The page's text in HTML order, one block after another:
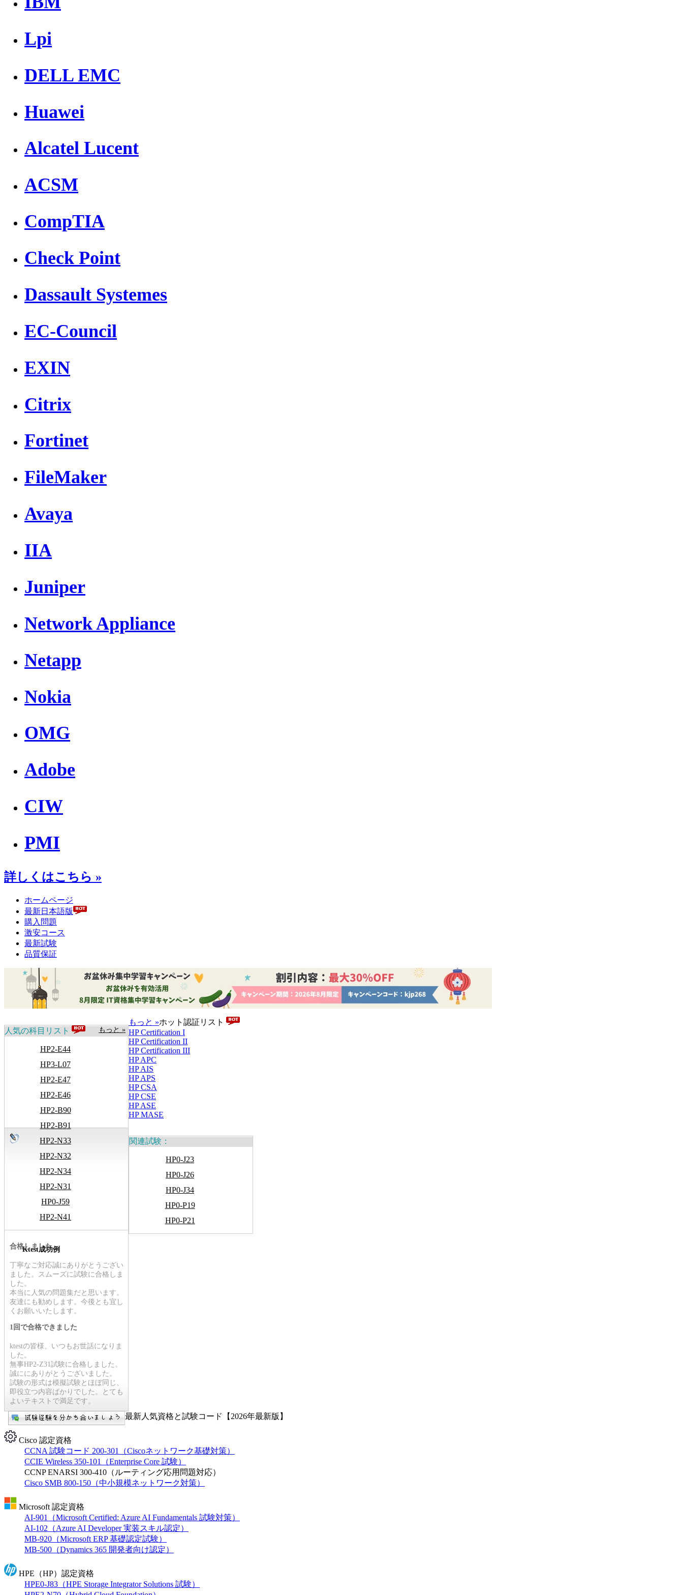
Lpi
DELL EMC
Huawei
Alcatel Lucent
ACSM
CompTIA
Check Point
Dassault Systemes
EC-Council
EXIN
Citrix
Fortinet
FileMaker
Avaya
IIA
Juniper
Network Appliance
Netapp
Nokia
OMG
Adobe
CIW
PMI
詳しくはこちら »
ホームページ
最新日本語版
購入問題
激安コース
最新試験
品質保証
もっと »
人気の科目リスト
HP2-E44
HP3-L07
HP2-E47
HP2-E46
HP2-B90
HP2-B91
HP2-N33
HP2-N32
HP2-N34
HP2-N31
HP0-J59
HP2-N41
もっと »ホット認証リスト
HP Certification I
HP Certification II
HP Certification III
HP APC
HP AIS
HP APS
HP CSA
HP CSE
HP ASE
HP MASE
関連試験：
HP0-J23
HP0-J26
HP0-J34
HP0-P19
HP0-P21
Ktest成功例
合格しました
丁寧なご対応誠にありがとうござい
ました。スムーズに試験に合格しま
した。
本当に人気の問題集だと思います。
友達にも勧めします。今後とも宜し
くお願いいたします。
1回で合格できました
ktestの皆様、いつもお世話になりま
した。
無事HP2-Z31試験に合格しました。
誠ににありがとうございました。
試験の形式は模擬試験とほぼ同じ、
即役立つ内容ばかりでした。とても
よいテキストで満足です。
最新人気資格と試験コード【2026年最新版】
Cisco 認定資格
CCNA 試験コード 200-301（Ciscoネットワーク基礎対策）
CCIE Wireless 350-101（Enterprise Core 試験）
CCNP ENARSI 300-410（ルーティング応用問題対応）
Cisco SMB 800-150（中小規模ネットワーク対策）
Microsoft 認定資格
AI-901（Microsoft Certified: Azure AI Fundamentals 試験対策）
AI-102（Azure AI Developer 実装スキル認定）
MB-920（Microsoft ERP 基礎認定試験）
MB-500（Dynamics 365 開発者向け認定）
HPE（HP）認定資格
HPE0-J83（HPE Storage Integrator Solutions 試験）